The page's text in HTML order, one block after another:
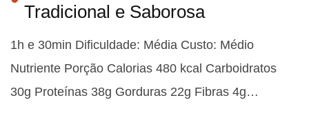
Tradicional e Saborosa
1h e 30min Dificuldade: Média Custo: Médio
Nutriente Porção Calorias 480 kcal Carboidratos
30g Proteínas 38g Gorduras 22g Fibras 4g…